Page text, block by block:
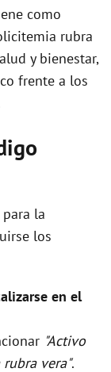
como
rubra
y bienestar,
frente a los
la
los
en el
"Activo
vera".